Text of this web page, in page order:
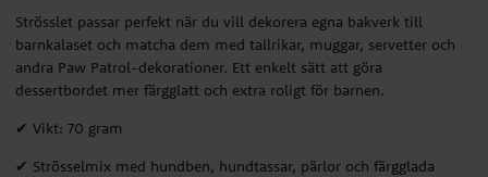
Strösslet passar perfekt när du vill dekorera egna bakverk till
barnkalaset och matcha dem med tallrikar, muggar, servetter och
andra Paw Patrol-dekorationer. Ett enkelt sätt att göra
dessertbordet mer färgglatt och extra roligt för barnen.
✔ Vikt: 70 gram
✔ Strösselmix med hundben, hundtassar, pärlor och färgglada